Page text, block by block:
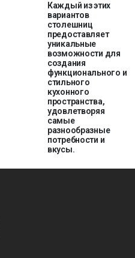
Каждый из этих
вариантов
столешниц
предоставляет
уникальные
возможности для
создания
функционального и
стильного
кухонного
пространства,
удовлетворяя
самые
разнообразные
потребности и
вкусы.